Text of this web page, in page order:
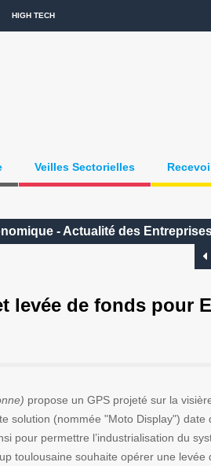
HIGH TECH
Veilles Sectorielles
- Actualité des Entreprises
levée de fonds pour
propose un GPS projeté sur la
solution (nommée "Moto Display") date
pour permettre l’industrialisation du
toulousaine souhaite opérer une levée